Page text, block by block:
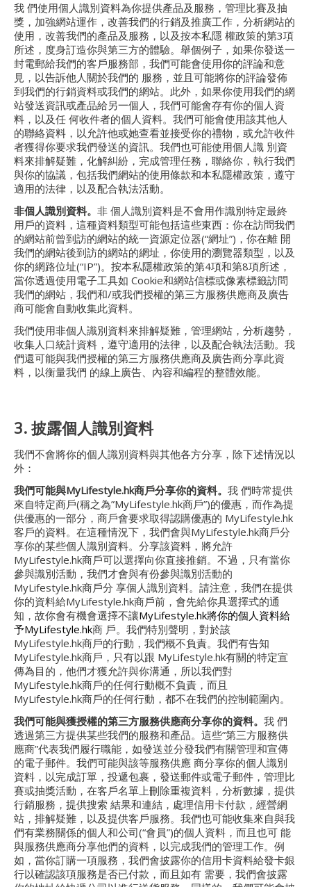
我 們使用個人識別資料為你提供產品及服務，管理比賽及抽
獎，加強網站運作，改善我們的行銷及推廣工作，分析網站的
使用，改善我們的產品及服務，以及按本私隱 權政策的第3項
所述，度身訂造你與第三方的體驗。舉個例子，如果你發送一
封電郵給我們的客戶服務部，我們可能會使用你的評論和意
見，以告訴他人關於我們的 服務，並且可能將你的評論發佈
到我們的行銷資料或我們的網站。此外，如果你使用我們的網
站發送資訊或產品給另一個人，我們可能會存有你的個人資
料，以及任 何收件者的個人資料。我們可能會使用該其他人
的聯絡資料，以允許他或她查看並接受你的禮物，或允許收件
者獲得你要求我們發送的資訊。我們也可能使用個人識 別資
料來排解疑難，化解糾紛，完成管理任務，聯絡你，執行我們
與你的協議，包括我們網站的使用條款和本私隱權政策，遵守
適用的法律，以及配合執法活動。
非個人識別資料。 非 個人識別資料是不會用作識別特定最終
用戶的資料，這種資料類型可能包括這些東西：你在訪問我們
的網站前曾到訪的網站的統一資源定位器(“網址”)，你在離 開
我們的網站後到訪的網站的網址，你使用的瀏覽器類型，以及
你的網路位址(“IP”)。按本私隱權政策的第4項和第8項所述，
當你透過使用電子工具如 Cookie和網站信標或像素標籤訪問
我們的網站，我們和/或我們授權的第三方服務供應商及廣告
商可能會自動收集此資料。
我們使用非個人識別資料來排解疑難，管理網站，分析趨勢，
收集人口統計資料，遵守適用的法律，以及配合執法活動。我
們還可能與我們授權的第三方服務供應商及廣告商分享此資
料，以衡量我們 的線上廣告、內容和編程的整體效能。
3. 披露個人識別資料
我們不會將你的個人識別資料與其他各方分享，除下述情況以
外：
我們可能與MyLifestyle.hk商戶分享你的資料。 我 們時常提供
來自特定商戶(稱之為”MyLifestyle.hk商戶”)的優惠，而作為提
供優惠的一部分，商戶會要求取得認購優惠的 MyLifestyle.hk
客戶的資料。在這種情況下，我們會與MyLifestyle.hk商戶分
享你的某些個人識別資料。分享該資料，將允許
MyLifestyle.hk商戶可以選擇向你直接推銷。不過，只有當你
參與識別活動，我們才會與有份參與識別活動的
MyLifestyle.hk商戶分 享個人識別資料。請注意，我們在提供
你的資料給MyLifestyle.hk商戶前，會先給你具選擇式的通
知，故你會有機會選擇不讓MyLifestyle.hk將你的個人資料給
予MyLifestyle.hk商 戶。我們特別聲明，對於該
MyLifestyle.hk商戶的行動，我們概不負責。我們有告知
MyLifestyle.hk商戶，只有以跟 MyLifestyle.hk有關的特定宣
傳為目的，他們才獲允許與你溝通，所以我們對
MyLifestyle.hk商戶的任何行動概不負責，而且
MyLifestyle.hk商戶的任何行動，都不在我們的控制範圍內。
我們可能與獲授權的第三方服務供應商分享你的資料。 我 們
透過第三方提供某些我們的服務和產品。這些”第三方服務供
應商”代表我們履行職能，如發送並分發我們有關管理和宣傳
的電子郵件。我們可能與該等服務供應 商分享你的個人識別
資料，以完成訂單，投遞包裹，發送郵件或電子郵件，管理比
賽或抽獎活動，在客戶名單上刪除重複資料，分析數據，提供
行銷服務，提供搜索 結果和連結，處理信用卡付款，經營網
站，排解疑難，以及提供客戶服務。我們也可能收集來自與我
們有業務關係的個人和公司(“會員”)的個人資料，而且也可 能
與服務供應商分享他們的資料，以完成我們的管理工作。例
如，當你訂購一項服務，我們會披露你的信用卡資料給發卡銀
行以確認該項服務是否已付款，而且如有 需要，我們會披露